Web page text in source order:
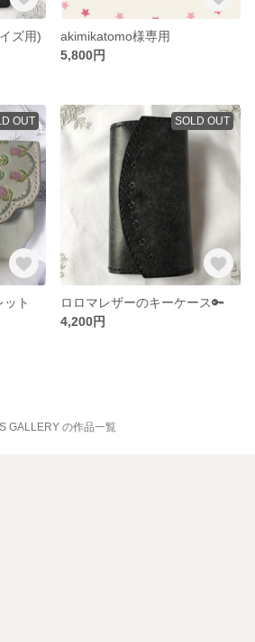
ズ用)
akimikatomo様専用
5,800円
OUT
ト
SOLD OUT
ロロマレザーのキーケース🔑
4,200円
GALLERY の作品一覧